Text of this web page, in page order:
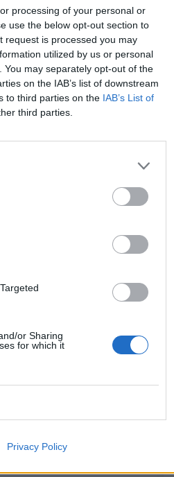
processing of your personal or
use the below opt-out section to
request is processed you may
utilized by us or personal
may separately opt-out of the
on the IAB’s list of downstream
to third parties on the IAB’s List of
third parties.
or Sharing
for which it
Privacy Policy